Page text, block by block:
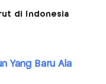
di Indonesia
Yang Baru Ala